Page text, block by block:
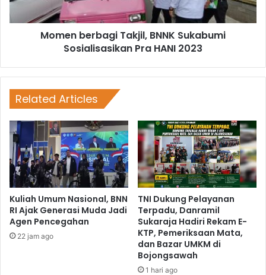
Momen berbagi Takjil, BNNK Sukabumi
Sosialisasikan Pra HANI 2023
Related Articles
Kuliah Umum Nasional, BNN
RI Ajak Generasi Muda Jadi
Agen Pencegahan
22 jam ago
TNI Dukung Pelayanan
Terpadu, Danramil
Sukaraja Hadiri Rekam E-
KTP, Pemeriksaan Mata,
dan Bazar UMKM di
Bojongsawah
1 hari ago